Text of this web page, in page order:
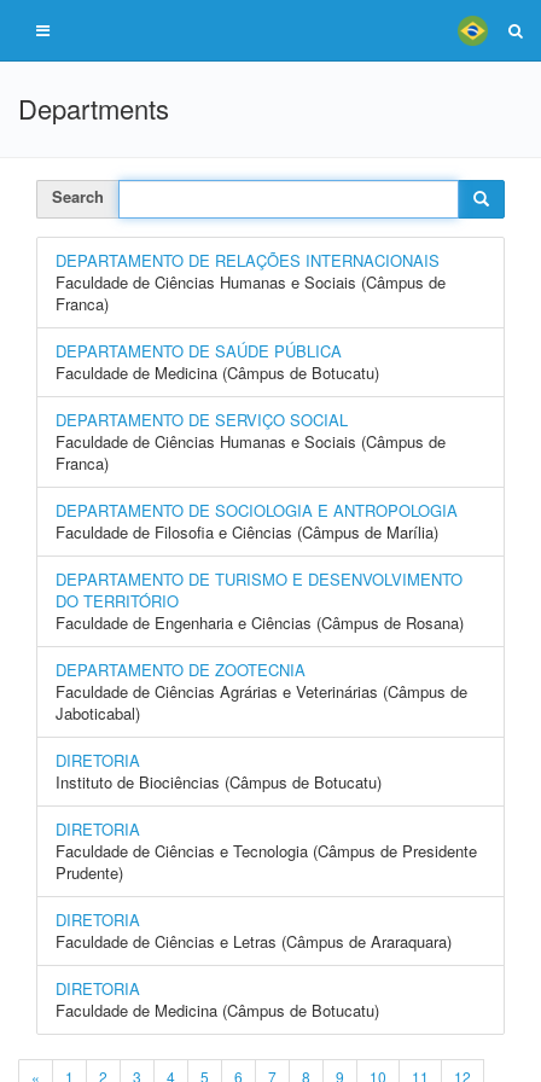
Departments
Search
DEPARTAMENTO DE RELAÇÕES INTERNACIONAIS
Faculdade de Ciências Humanas e Sociais (Câmpus de
Franca)
DEPARTAMENTO DE SAÚDE PÚBLICA
Faculdade de Medicina (Câmpus de Botucatu)
DEPARTAMENTO DE SERVIÇO SOCIAL
Faculdade de Ciências Humanas e Sociais (Câmpus de
Franca)
DEPARTAMENTO DE SOCIOLOGIA E ANTROPOLOGIA
Faculdade de Filosofia e Ciências (Câmpus de Marília)
DEPARTAMENTO DE TURISMO E DESENVOLVIMENTO
DO TERRITÓRIO
Faculdade de Engenharia e Ciências (Câmpus de Rosana)
DEPARTAMENTO DE ZOOTECNIA
Faculdade de Ciências Agrárias e Veterinárias (Câmpus de
Jaboticabal)
DIRETORIA
Instituto de Biociências (Câmpus de Botucatu)
DIRETORIA
Faculdade de Ciências e Tecnologia (Câmpus de Presidente
Prudente)
DIRETORIA
Faculdade de Ciências e Letras (Câmpus de Araraquara)
DIRETORIA
Faculdade de Medicina (Câmpus de Botucatu)
« 1 2 3 4 5 6 7 8 9 10 11 12